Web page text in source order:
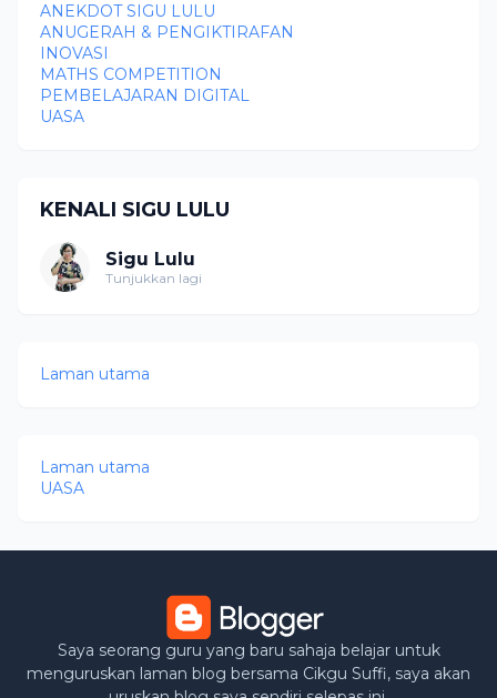
ANEKDOT SIGU LULU
ANUGERAH & PENGIKTIRAFAN
INOVASI
MATHS COMPETITION
PEMBELAJARAN DIGITAL
UASA
KENALI SIGU LULU
Sigu Lulu
Tunjukkan lagi
Laman utama
Laman utama
UASA
Saya seorang guru yang baru sahaja belajar untuk
menguruskan laman blog bersama Cikgu Suffi, saya akan